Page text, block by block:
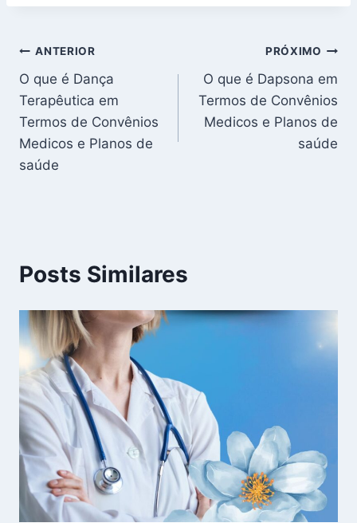
Navegação
de
Post
ANTERIOR
O que é Dança
Terapêutica em
Termos de Convênios
Medicos e Planos de
saúde
PRÓXIMO
O que é Dapsona em
Termos de Convênios
Medicos e Planos de
saúde
Posts Similares